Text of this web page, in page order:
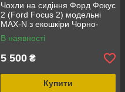
Чохли на сидіння Форд Фокус
2 (Ford Focus 2) модельні
MAX-N з екошкіри Чорно-
синій
В наявності
5 500 ₴
Купити